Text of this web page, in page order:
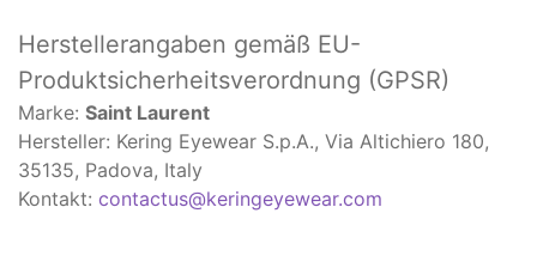
Herstellerangaben gemäß EU-
Produktsicherheitsverordnung (GPSR)
Marke: Saint Laurent
Hersteller: Kering Eyewear S.p.A., Via Altichiero 180,
35135, Padova, Italy
Kontakt: contactus@keringeyewear.com